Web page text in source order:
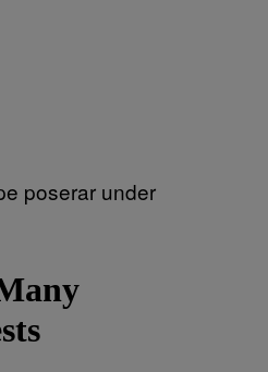
poserar under